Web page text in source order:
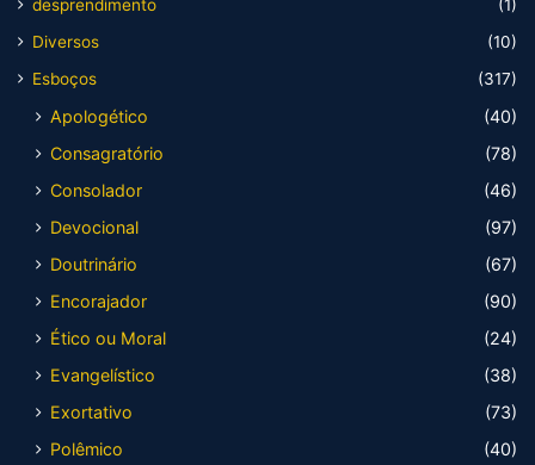
desprendimento
(1)
Diversos
(10)
Esboços
(317)
Apologético
(40)
Consagratório
(78)
Consolador
(46)
Devocional
(97)
Doutrinário
(67)
Encorajador
(90)
Ético ou Moral
(24)
Evangelístico
(38)
Exortativo
(73)
Polêmico
(40)